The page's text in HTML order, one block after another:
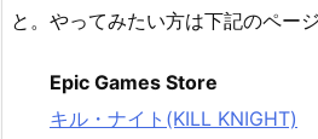
と。やってみたい方は下記のペー
Epic Games Store
キル・ナイト(KILL KNIGHT)